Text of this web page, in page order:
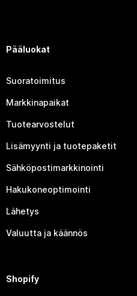
Pääluokat
Suoratoimitus
Markkinapaikat
Tuotearvostelut
Lisämyynti ja tuotepaketit
Sähköpostimarkkinointi
Hakukoneoptimointi
Lähetys
Valuutta ja käännös
Shopify